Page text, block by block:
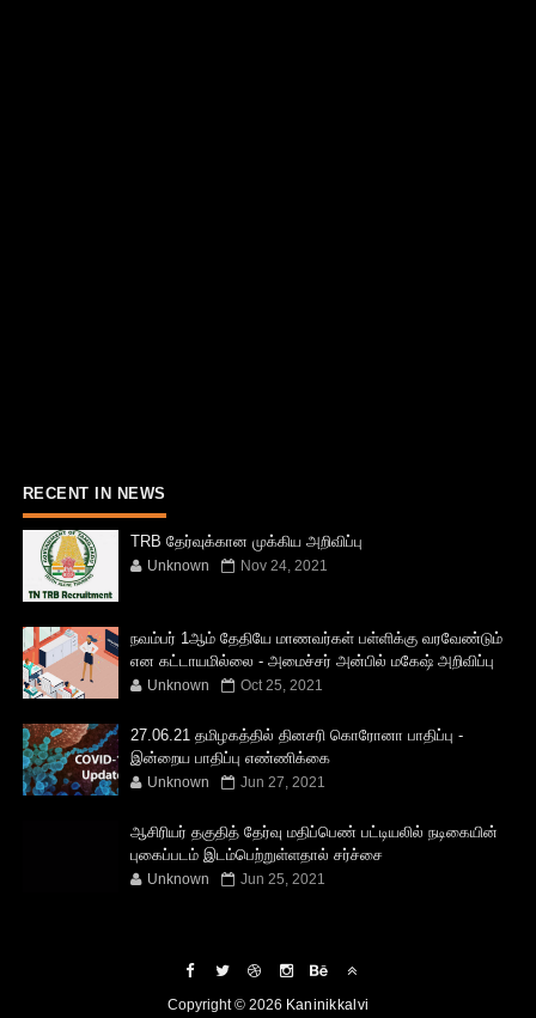
RECENT IN NEWS
TRB தேர்வுக்கான முக்கிய அறிவிப்பு
Unknown Nov 24, 2021
நவம்பர் 1ஆம் தேதியே மாணவர்கள் பள்ளிக்கு வரவேண்டும்
என கட்டாயமில்லை - அமைச்சர் அன்பில் மகேஷ் அறிவிப்பு
Unknown Oct 25, 2021
27.06.21 தமிழகத்தில் தினசரி கொரோனா பாதிப்பு -
இன்றைய பாதிப்பு எண்ணிக்கை
Unknown Jun 27, 2021
ஆசிரியர் தகுதித் தேர்வு மதிப்பெண் பட்டியலில் நடிகையின்
புகைப்படம் இடம்பெற்றுள்ளதால் சர்ச்சை
Unknown Jun 25, 2021
Copyright © 2026 Kaninikkalvi